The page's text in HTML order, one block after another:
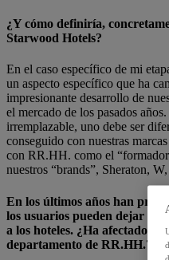
¿Y cómo definiría,
Starwood Hotels?
En el caso específico de mi
un aspecto específico que ha
impresionante desarrollo de
el mercado de los pasados
irremplazable, uno debe ser
conseguido con nuestras
con RR.HH. como el
nuestros “brands”, Sheraton,
En los últimos años han
los usuarios pueden dejar sus
a los hoteles. ¿Ha afectado
departamento de RR.HH.?